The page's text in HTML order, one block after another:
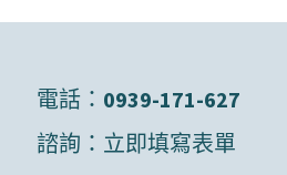
電話： 0939-171-627
諮詢： 立即填寫表單